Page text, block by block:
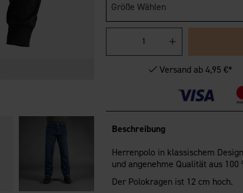
Größe Wählen
Versand ab 4,95 €*
Beschreibung
Herrenpolo in klassischem
und angenehme Qualität aus 100
Der Polokragen ist 12 cm hoch.